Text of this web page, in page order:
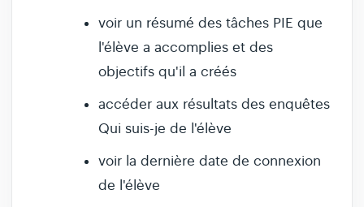
voir un résumé des tâches PIE que
l'élève a accomplies et des
objectifs qu'il a créés
accéder aux résultats des enquêtes
Qui suis-je de l'élève
voir la dernière date de connexion
de l'élève